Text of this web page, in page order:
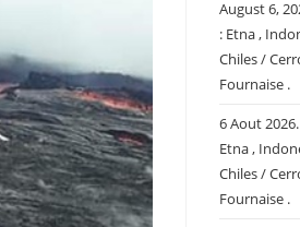
August 6,
: Etna ,
Chiles /
Fournaise .
6 Aout
Etna ,
Chiles /
Fournaise .